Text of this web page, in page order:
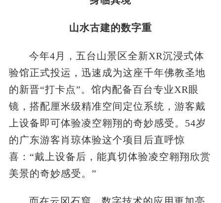
山水古建的数字重
今年4月，五台山景区全新XR沉浸式体
验馆正式投运，迅速成为这座千年佛教圣地
的新晋“打卡点”。馆内配备百台专业XR眼
镜，搭配厘米级精准空间定位系统，游客戴
上设备即可体验凌空翱翔的奇妙感受。54岁
的广东游客肖琼体验这个项目后直呼惊
喜：“戴上设备后，能真切体验凌空翱翔欣赏
美景的奇妙感受。”